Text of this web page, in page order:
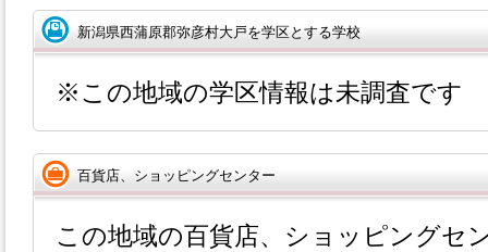
新潟県西蒲原郡弥彦村大戸を学区とする学校
※この地域の学区情報は未調査です
百貨店、ショッピングセンター
この地域の百貨店、ショッピングセ